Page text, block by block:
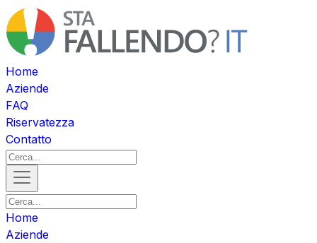
Home
Aziende
FAQ
Riservatezza
Contatto
Home
Aziende